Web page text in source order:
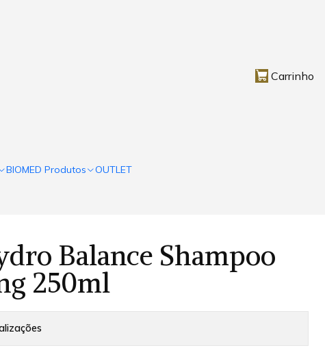
Carrinho
BIOMED Produtos OUTLET
Balance Shampoo
250ml